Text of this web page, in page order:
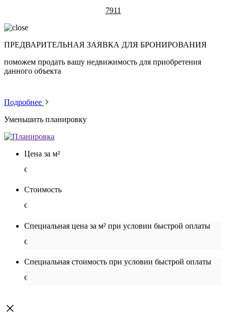
7911
ПРЕДВАРИТЕЛЬНАЯ ЗАЯВКА ДЛЯ БРОНИРОВАНИЯ
поможем продать вашу недвижимость для приобретения
данного объекта
Подробнее
Уменьшить планировку
Цена за м²
€
Стоимость
€
Специальная цена за м² при условии быстрой оплаты
€
Специальная cтоимость при условии быстрой оплаты
€